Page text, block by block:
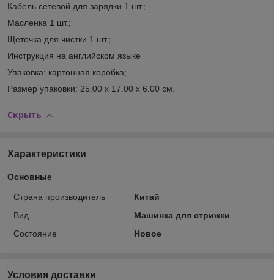
Кабель сетевой для зарядки 1 шт.;
Масленка 1 шт.;
Щеточка для чистки 1 шт.;
Инструкция на английском языке
Упаковка: картонная коробка;
Размер упаковки: 25.00 х 17.00 х 6.00 см.
Скрыть
Характеристики
Основные
Страна производитель
Китай
Вид
Машинка для стрижки
Состояние
Новое
Условия доставки